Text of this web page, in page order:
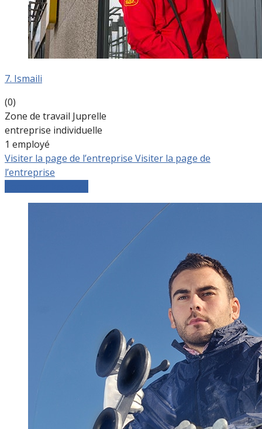
7. Ismaili
(0)
Zone de travail Juprelle
entreprise individuelle
1 employé
Visiter la page de l’entreprise Visiter la page de
l’entreprise